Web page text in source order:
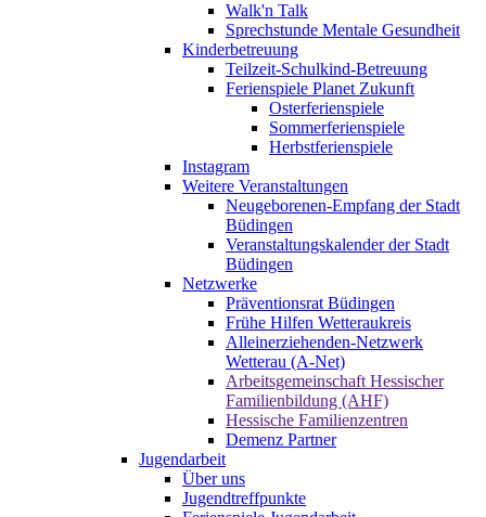
Walk'n Talk
Sprechstunde Mentale Gesundheit
Kinderbetreuung
Teilzeit-Schulkind-Betreuung
Ferienspiele Planet Zukunft
Osterferienspiele
Sommerferienspiele
Herbstferienspiele
Instagram
Weitere Veranstaltungen
Neugeborenen-Empfang der Stadt
Büdingen
Veranstaltungskalender der Stadt
Büdingen
Netzwerke
Präventionsrat Büdingen
Frühe Hilfen Wetteraukreis
Alleinerziehenden-Netzwerk
Wetterau (A-Net)
Arbeitsgemeinschaft Hessischer
Familienbildung (AHF)
Hessische Familienzentren
Demenz Partner
Jugendarbeit
Über uns
Jugendtreffpunkte